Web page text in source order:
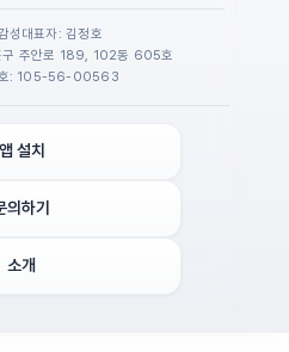
성 대표자: 김정호
구 주안로 189, 102동 605호
호: 105-56-00563
앱 설치
의하기
소개